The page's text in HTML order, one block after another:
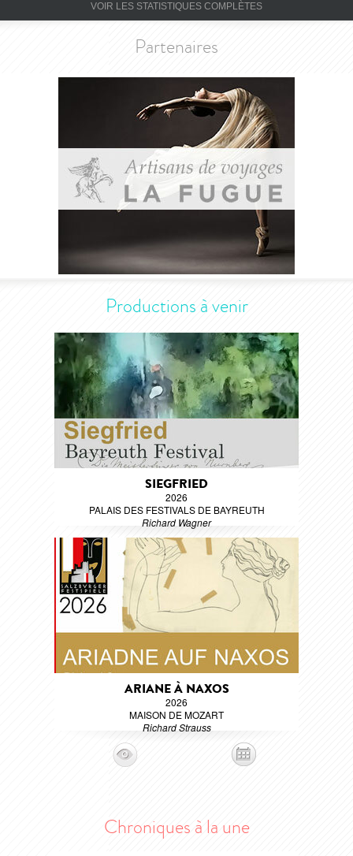
VOIR LES STATISTIQUES COMPLÈTES
Partenaires
Productions à venir
SIEGFRIED
2026
PALAIS DES FESTIVALS DE BAYREUTH
Richard Wagner
ARIANE À NAXOS
2026
MAISON DE MOZART
Richard Strauss
Chroniques à la une